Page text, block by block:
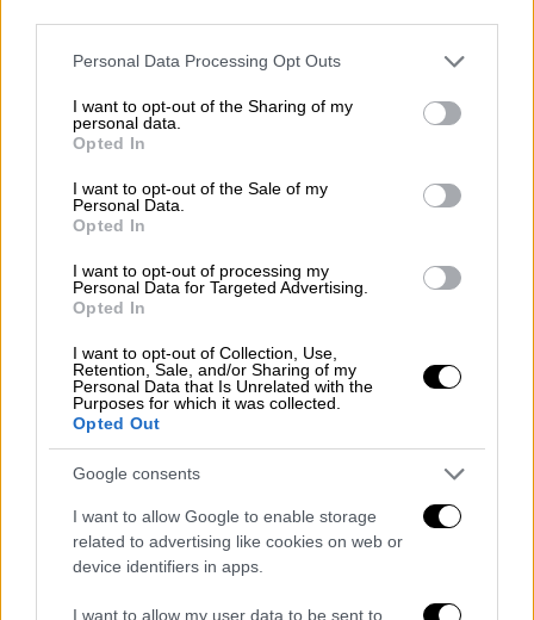
Please note that this website/app uses one or more Google
not limited to your visit or usage behaviour. You may click to
grant or deny consent to Google and its third-party tags to
use your data for below specified purposes in below Google
consent section.
Personal Data Processing Opt Outs
I want to opt-out of the Sharing of my
personal data.
Opted In
I want to opt-out of the Sale of my
Personal Data.
Opted In
I want to opt-out of processing my
Personal Data for Targeted Advertising.
Opted In
I want to opt-out of Collection, Use,
Retention, Sale, and/or Sharing of my
Personal Data that Is Unrelated with the
Purposes for which it was collected.
Opted Out
Google consents
I want to allow Google to enable storage
related to advertising like cookies on web or
device identifiers in apps.
I want to allow my user data to be sent to
με μαζικούς βομβαρδισμούς τις επόμενες
εβδομάδες.
«Με εμπιστοσύνη στον Παντοδύναμο Θεό,
αυτός ο πόλεμος θα συνεχιστεί μέχρι την
ταπείνωσή σας
την ατίμωσή σας, την
συνθηκολόγησή σας», δήλωσε ο Εμπραχίμ
Ζολφακαρί, εκπρόσωπος του κεντρικού
ενόπλων δυνάμεων Χατάμ αλ-Ανμπίγια, σε
ανακοίνωσή του που μεταδόθηκε από την
κρατική τηλεόραση.
403497_1
Να περιμένετε ακόμα πιο συντριπτικές, πιο
εκτεταμένες και πιο καταστροφικές